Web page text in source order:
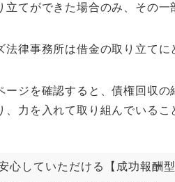
立てができた場合のみ、その一
法律事務所は借金の取り立てに
ージを確認すると、債権回収
、力を入れて取り組んでいるこ
心していただける【成功報酬型